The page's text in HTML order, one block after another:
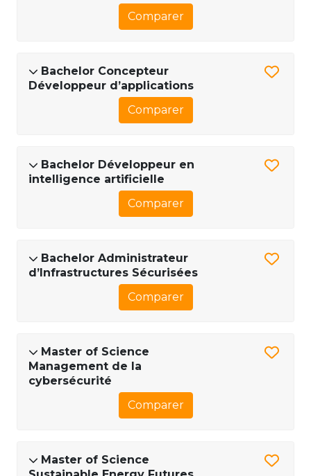
Comparer
Bachelor Concepteur
Développeur d’applications
Comparer
Bachelor Développeur en
intelligence artificielle
Comparer
Bachelor Administrateur
d’Infrastructures Sécurisées
Comparer
Master of Science
Management de la
cybersécurité
Comparer
Master of Science